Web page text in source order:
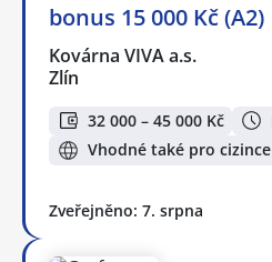
bonus 15 000 Kč (A2)
Kovárna VIVA a.s.
Zlín
32 000 – 45 000 Kč
Vhodné také pro cizince
Zveřejněno: 7. srpna